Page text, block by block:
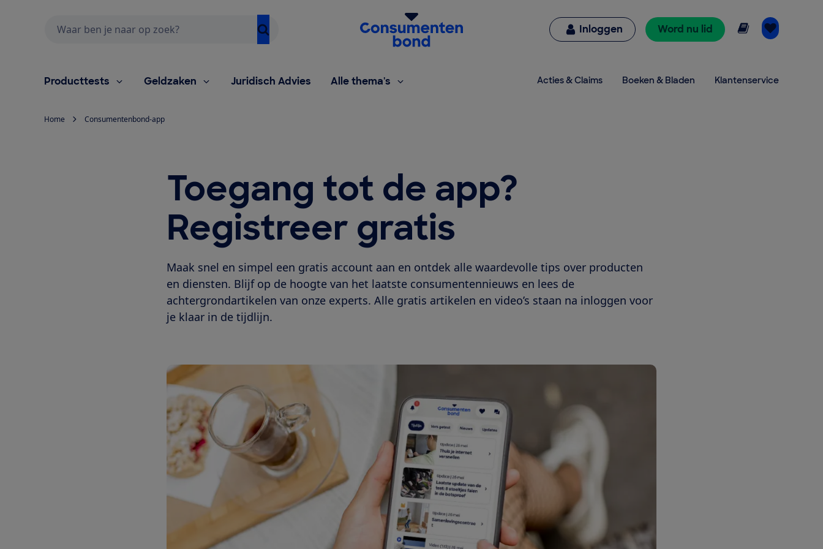
Homepage van de Consumentenbond
Inloggen Word nu lid Online lezen
Producttests Geldzaken Juridisch Advies Alle thema's Acties & Claims Boeken & Bladen Klantenservice
Home Consumentenbond-app
Toegang tot de app?
Registreer gratis
Maak snel en simpel een gratis account aan en ontdek alle waardevolle tips over producten
en diensten. Blijf op de hoogte van het laatste consumentennieuws en lees de
achtergrondartikelen van onze experts. Alle gratis artikelen en video’s staan na inloggen voor
je klaar in de tijdlijn.